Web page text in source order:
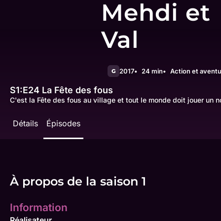
Mehdi et
Val
G 2017 24 min Action et
S1:E24 La Fête des fous
C'est la Fête des fous au village et tout le monde doit jouer un
Détails Épisodes
À propos de la saison 1
Information